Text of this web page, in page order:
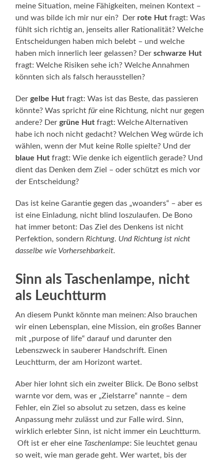
meine Situation, meine Fähigkeiten, meinen Kontext –
und was bilde ich mir nur ein? Der rote Hut fragt: Was
fühlt sich richtig an, jenseits aller Rationalität? Welche
Entscheidungen haben mich belebt – und welche
haben mich innerlich leer gelassen? Derschwarze Hut
fragt: Welche Risiken sehe ich? Welche Annahmen
könnten sich als falsch herausstellen?
Dergelbe Hut fragt: Was ist das Beste, das passieren
könnte? Was sprichtfüreine Richtung, nicht nur gegen
andere? Dergrüne Hut fragt: Welche Alternativen
habe ich noch nicht gedacht? Welchen Weg würde ich
wählen, wenn der Mut keine Rolle spielte? Und der
blaue Hut fragt: Wie denke ich eigentlich gerade? Und
dient das Denken dem Ziel – oder schützt es mich vor
der Entscheidung?
Das ist keine Garantie gegen das „woanders“ – aber es
ist eine Einladung, nicht blind loszulaufen. De Bono
hat immer betont: Das Ziel des Denkens ist nicht
Perfektion, sondern Richtung. Und Richtung ist nicht
dasselbe wie Vorhersehbarkeit.
Sinn als Taschenlampe, nicht
als Leuchtturm
An diesem Punkt könnte man meinen: Also brauchen
wir einen Lebensplan, eine Mission, ein großes Banner
mit „purpose of life“ darauf und darunter den
Lebenszweck in sauberer Handschrift. Einen
Leuchtturm, der am Horizont wartet.
Aber hier lohnt sich ein zweiter Blick. De Bono selbst
warnte vor dem, was er „Zielstarre“ nannte – dem
Fehler, ein Ziel so absolut zu setzen, dass es keine
Anpassung mehr zulässt und zur Falle wird. Sinn,
wirklich erlebter Sinn, ist nicht immer ein Leuchtturm.
Oft ist er eher eine Taschenlampe: Sie leuchtet genau
so weit, wie man gerade geht. Wer wartet, bis der